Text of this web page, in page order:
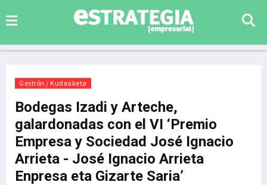
Gestión / Kudeaketa
Bodegas Izadi y Arteche,
galardonadas con el VI ‘Premio
Empresa y Sociedad José Ignacio
Arrieta - José Ignacio Arrieta
Enpresa eta Gizarte Saria’